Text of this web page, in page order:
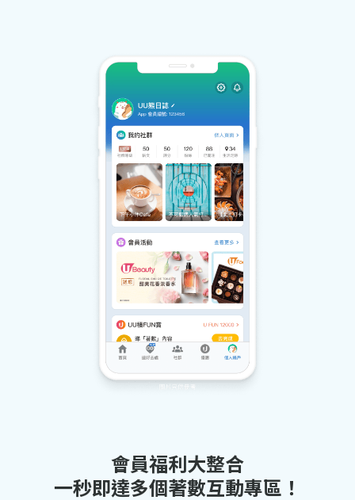
會員福利大整合
一秒即達多個著數互動專區！